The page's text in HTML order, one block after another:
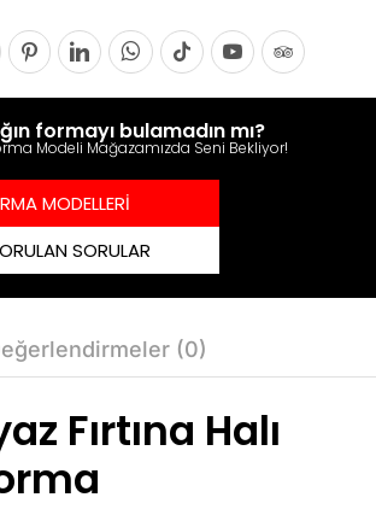
formayı bulamadın mı?
Modeli Mağazamızda Seni Bekliyor!
MODELLERİ
SORULAR
(0)
Fırtına Halı